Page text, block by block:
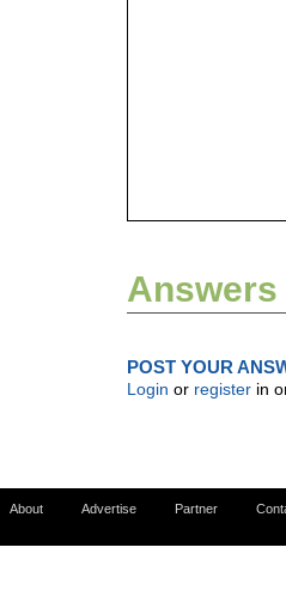
Answers
POST YOUR
Login or register in
About Advertise Partner